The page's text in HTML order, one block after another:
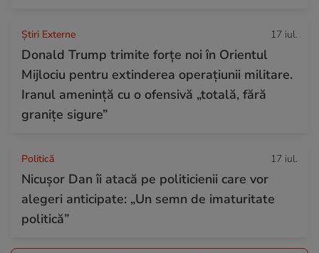
Știri Externe 17 iul.
Donald Trump trimite forțe noi în Orientul
Mijlociu pentru extinderea operațiunii militare.
Iranul amenință cu o ofensivă „totală, fără
granițe sigure”
Politică 17 iul.
Nicușor Dan îi atacă pe politicienii care vor
alegeri anticipate: „Un semn de imaturitate
politică”